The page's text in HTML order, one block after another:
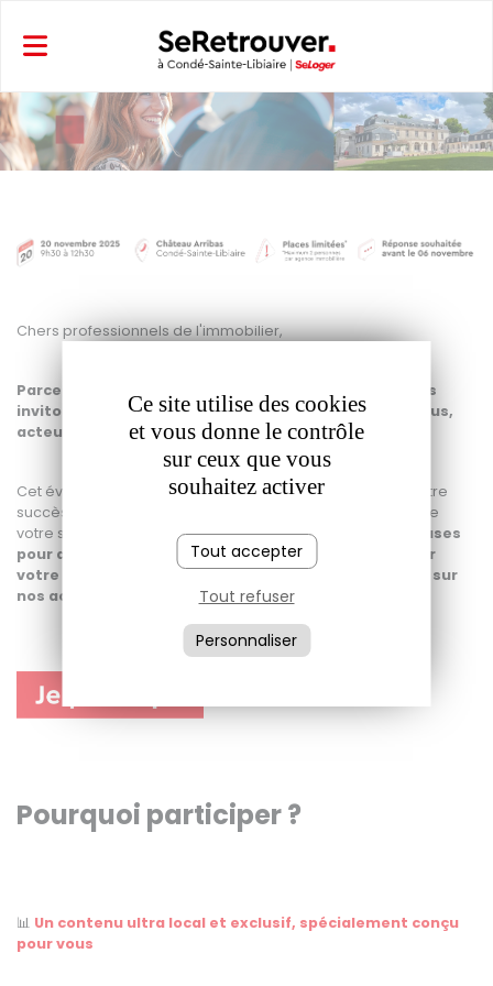
Chers professionnels de l'immobilier,
Parce que votre réussite est notre priorité, nous vous
invitons à un événement exceptionnel conçu pour vous,
acteurs clés du marché de Seine-et-Marne.
Cet événement est une occasion unique de construire votre
succès et faire face ensemble aux défis et opportunités de
votre secteur. Vous repartirez avec desdonnées précieuses
pour anticiper les évolutions du marché et maximiser
votre performance en 2026, ainsi qu'une vision claire sur
nos actions.
Pourquoi participer ?
📊 Un contenu ultra local et exclusif, spécialement conçu
pour vous
Ce site utilise des cookies
et vous donne le contrôle
sur ceux que vous
souhaitez activer
Tout accepter
Tout refuser
Personnaliser